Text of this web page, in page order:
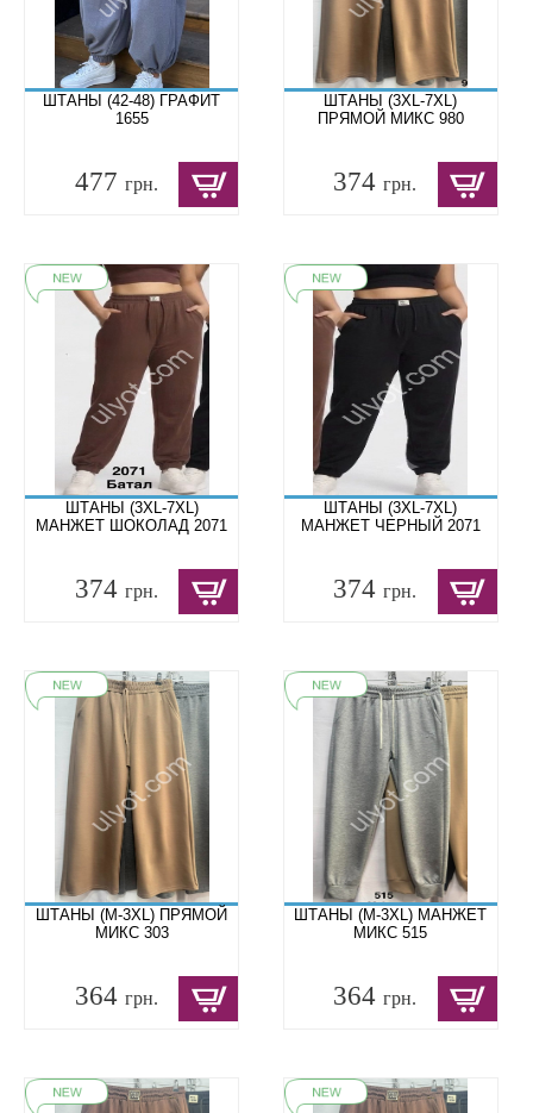
ШТАНЫ (42-48) ГРАФИТ
1655
477 грн.
ШТАНЫ (3XL-7XL)
ПРЯМОЙ МИКС 980
374грн.
ШТАНЫ (3XL-7XL)
МАНЖЕТ ШОКОЛАД 2071
374 грн.
ШТАНЫ (3XL-7XL)
МАНЖЕТ ЧЕРНЫЙ 2071
374грн.
ШТАНЫ (M-3XL) ПРЯМОЙ
МИКС 303
364 грн.
ШТАНЫ (M-3XL) МАНЖЕТ
МИКС 515
364грн.